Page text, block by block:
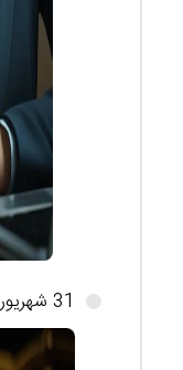
31 شهریور